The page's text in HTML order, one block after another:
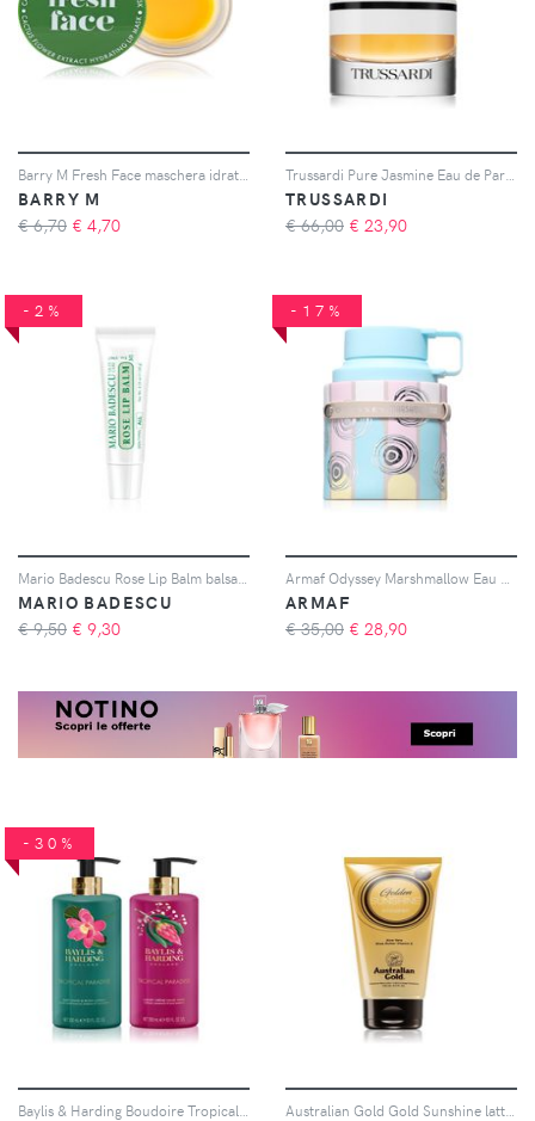
Barry M Fresh Face maschera idratante per le labbra colore Cactus 8 g
BARRY M
€ 6,70 € 4,70
Trussardi Pure Jasmine Eau de Parfum da donna 30 ml
TRUSSARDI
€ 66,00 € 23,90
-2%
Mario Badescu Rose Lip Balm balsamo labbra ultra nutriente con aroma di rose 10 g
MARIO BADESCU
€ 9,50 € 9,30
-17%
Armaf Odyssey Marshmallow Eau de Parfum da donna 100 ml
ARMAF
€ 35,00 € 28,90
-30%